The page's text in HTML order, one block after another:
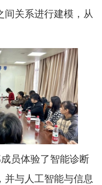
间关系进行建模，从
员体验了智能诊断
与人工智能与信息